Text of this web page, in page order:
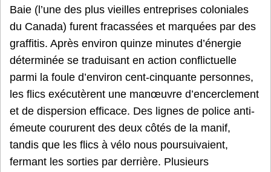
Baie (l’une des plus vieilles entreprises coloniales
du Canada) furent fracassées et marquées par des
graffitis. Après environ quinze minutes d’énergie
déterminée se traduisant en action conflictuelle
parmi la foule d’environ cent-cinquante personnes,
les flics exécutèrent une manœuvre d’encerclement
et de dispersion efficace. Des lignes de police anti-
émeute coururent des deux côtés de la manif,
tandis que les flics à vélo nous poursuivaient,
fermant les sorties par derrière. Plusieurs